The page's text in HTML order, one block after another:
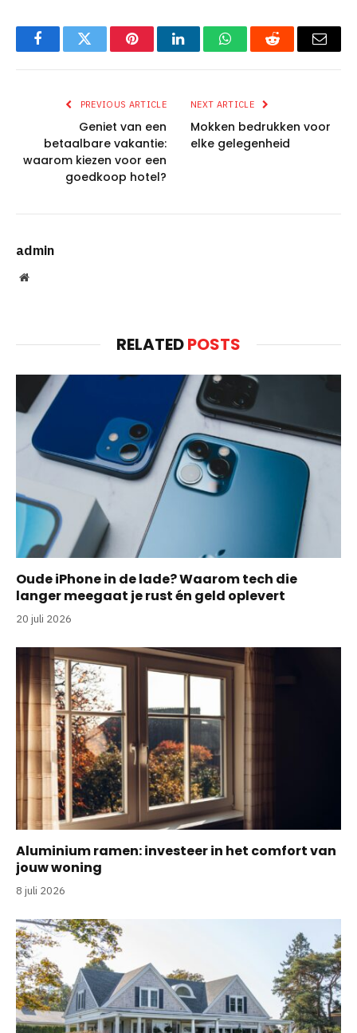
FacebookTwitter PinterestLinkedInWhatsAppReddit Email
PREVIOUS ARTICLE
Geniet van een
betaalbare vakantie:
waarom kiezen voor een
goedkoop hotel?
NEXT ARTICLE
Mokken bedrukken voor
elke gelegenheid
admin
Website
RELATEDPOSTS
Oude iPhone in de lade? Waarom tech die
langer meegaat je rust én geld oplevert
20 juli 2026
Aluminium ramen: investeer in het comfort van
jouw woning
8 juli 2026